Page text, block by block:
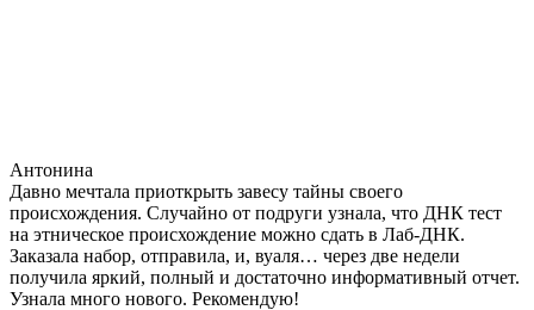
Антонина
Давно мечтала приоткрыть завесу тайны своего
происхождения. Случайно от подруги узнала, что ДНК тест
на этническое происхождение можно сдать в Лаб-ДНК.
Заказала набор, отправила, и, вуаля… через две недели
получила яркий, полный и достаточно информативный отчет.
Узнала много нового. Рекомендую!